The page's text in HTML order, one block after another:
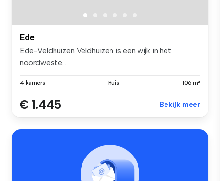
Ede
Ede-Veldhuizen Veldhuizen is een wijk in het
noordweste...
4 kamers Huis 106 m²
€ 1.445 Bekijk meer